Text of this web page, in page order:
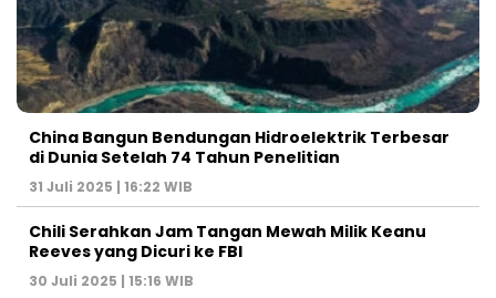
China Bangun Bendungan Hidroelektrik Terbesar
di Dunia Setelah 74 Tahun Penelitian
31 Juli 2025 | 16:22 WIB
Chili Serahkan Jam Tangan Mewah Milik Keanu
Reeves yang Dicuri ke FBI
30 Juli 2025 | 15:16 WIB